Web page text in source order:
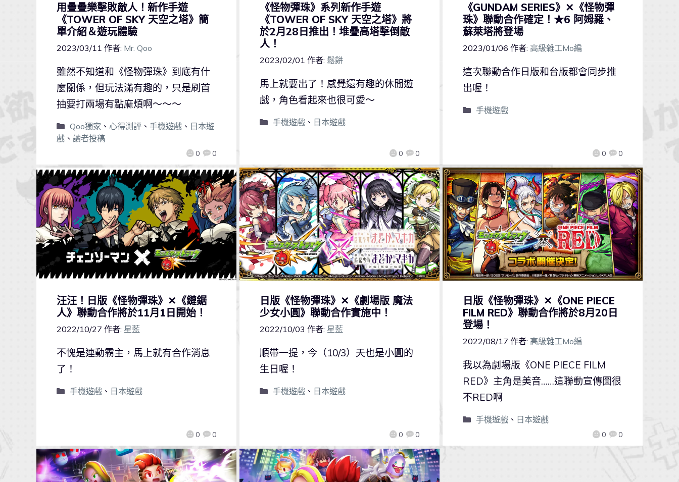
用疊疊樂擊敗敵人！新作手遊
《TOWER OF SKY 天空之塔》簡
單介紹＆遊玩體驗
2023/03/11 作者: Mr. Qoo
0 0
雖然不知道和《怪物彈珠》到底有什
麼關係，但玩法滿有趣的，只是刷首
抽要打兩場有點麻煩啊～～～
Qoo獨家 、 心得測評、 手機遊戲、 日本遊
戲 、 讀者投稿
《怪物彈珠》系列新作手遊
《TOWER OF SKY 天空之塔》將
於2月28日推出！堆疊高塔擊倒敵
人！
2023/02/01 作者: 鬆餅
0 0
馬上就要出了！感覺還有趣的休閒遊
戲，角色看起來也很可愛～
手機遊戲、 日本遊戲
《GUNDAM SERIES》✕《怪物彈
珠》聯動合作確定！★6 阿姆羅、
蘇萊塔將登場
2023/01/06 作者: 高級雜工Mo編
0 0
這次聯動合作日版和台版都會同步推
出喔！
手機遊戲
汪汪！日版《怪物彈珠》✕《鏈鋸
人》聯動合作將於11月1日開始！
2022/10/27 作者: 星藍
0 0
不愧是連動霸主，馬上就有合作消息
了！
手機遊戲、 日本遊戲
日版《怪物彈珠》✕《劇場版 魔法
少女小圓》聯動合作實施中！
2022/10/03 作者: 星藍
0 0
順帶一提，今（10/3）天也是小圓的
生日喔！
手機遊戲、 日本遊戲
日版《怪物彈珠》✕《ONE PIECE
FILM RED》聯動合作將於8月20日
登場！
2022/08/17 作者: 高級雜工Mo編
0 0
我以為劇場版《ONE PIECE FILM
RED》主角是美音……這聯動宣傳圖很
不RED啊
手機遊戲、 日本遊戲